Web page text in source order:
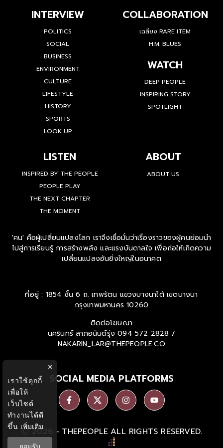
INTERVIEW
POLITICS
SOCIAL
BUSINESS
ENVIRONMENT
CULTURE
LIFESTYLE
HISTORY
SPORTS
LOOK UP
COLLABORATION
เฉลียง RARE ITEM
H.M. BLUES
WATCH
DEEP PEOPLE
INSPIRING STORY
SPOTLIGHT
LISTEN
INSPIRED BY THE PEOPLE
PEOPLE PLAY
THE NEXT CHAPTER
THE MOMENT
ABOUT
ABOUT US
'คน' คือผู้เปลี่ยนแปลงโลก เราจึงเชื่อมั่นว่าเรื่องราวของผู้คนย่อมนำ
ไปสู่การเรียนรู้ การสร้างพลัง และแรงบันดาลใจ เพื่อก่อให้เกิดความ
เปลี่ยนแปลงอันยิ่งใหญ่ในอนาคต
ที่อยู่ : 1854 ชั้น 6 ถ. เทพรัตน แขวงบางนาใต้ เขตบางนา
กรุงเทพมหานคร 10260
ติดต่อโฆษณา
นครินทร์ ลาภอนันด์รุ่ง 094 572 2828 /
NAKARIN_LAR@THEPEOPLE.CO
SOCIAL MEDIA PLATFORMS
Ⓒ 2026 - THEPEOPLE ALL RIGHTS RESERVED.
×
เราใช้คุกกี้
เพื่อให้
เว็บไซต์
ทำงานได้ดี
ขึ้น เพิ่มเติม